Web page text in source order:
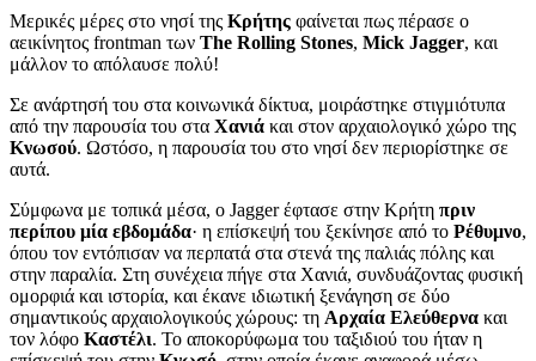
Μερικές μέρες στο νησί της Κρήτης φαίνεται πως πέρασε ο
αεικίνητος frontman των The Rolling Stones, Mick Jagger, και
μάλλον το απόλαυσε πολύ!
Σε ανάρτησή του στα κοινωνικά δίκτυα, μοιράστηκε στιγμιότυπα
από την παρουσία του στα Χανιά και στον αρχαιολογικό χώρο της
Κνωσού. Ωστόσο, η παρουσία του στο νησί δεν περιορίστηκε σε
αυτά.
Σύμφωνα με τοπικά μέσα, ο Jagger έφτασε στην Κρήτη πριν
περίπου μία εβδομάδα· η επίσκεψή του ξεκίνησε από το Ρέθυμνο,
όπου τον εντόπισαν να περπατά στα στενά της παλιάς πόλης και
στην παραλία. Στη συνέχεια πήγε στα Χανιά, συνδυάζοντας φυσική
ομορφιά και ιστορία, και έκανε ιδιωτική ξενάγηση σε δύο
σημαντικούς αρχαιολογικούς χώρους: τη Αρχαία Ελεύθερνα και
τον λόφο Καστέλι. Το αποκορύφωμα του ταξιδιού του ήταν η